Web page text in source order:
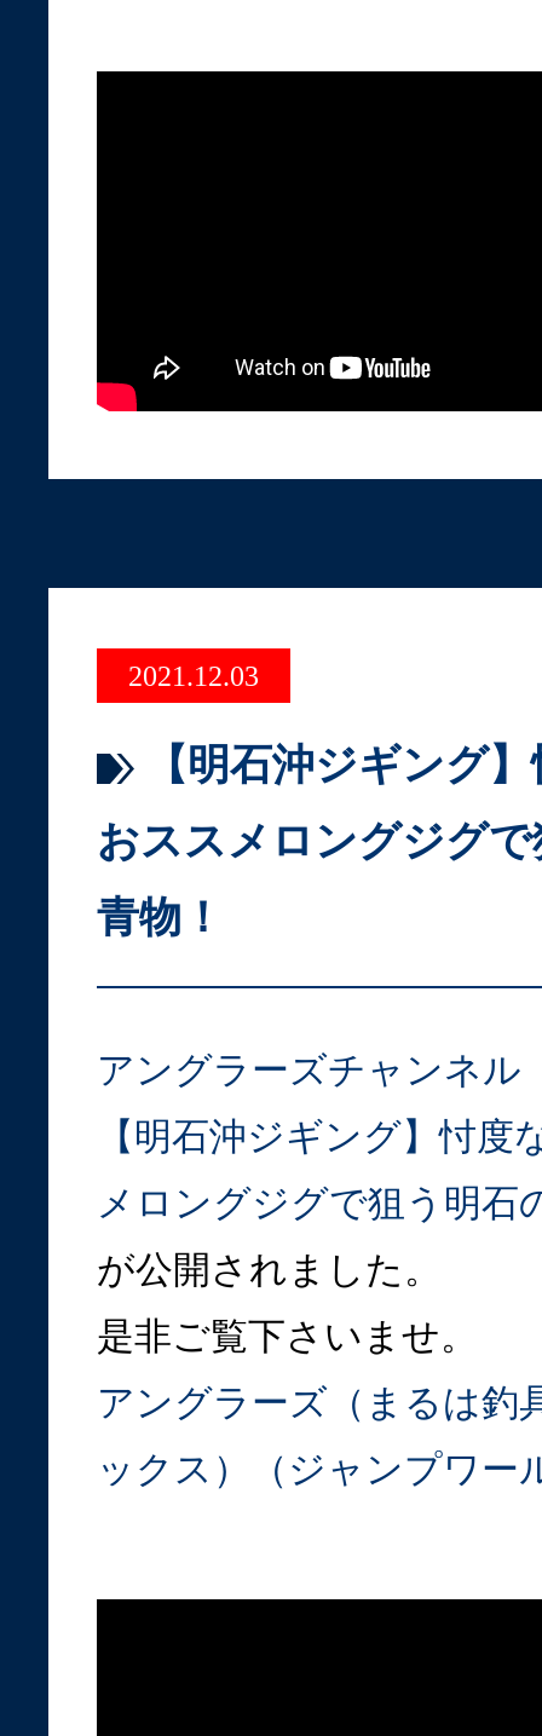
2021.12.03
【明石沖ジギング
おススメロングジグ
青物！
アングラーズチャンネル
【明石沖ジギング】忖度
メロングジグで狙う明石
が公開されました。
是非ご覧下さいませ。
アングラーズ（まるは釣
ックス）（ジャンプワー